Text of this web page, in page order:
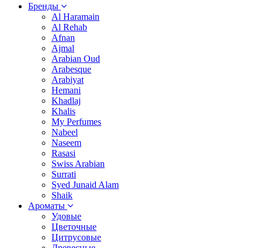
Бренды
Al Haramain
Al Rehab
Afnan
Ajmal
Arabian Oud
Arabesque
Arabiyat
Hemani
Khadlaj
Khalis
My Perfumes
Nabeel
Naseem
Rasasi
Swiss Arabian
Surrati
Syed Junaid Alam
Shaik
Ароматы
Удовые
Цветочные
Цитрусовые